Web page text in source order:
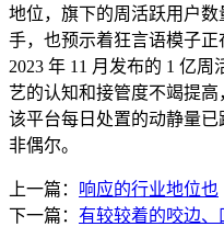
地位，旗下的周活跃用户
手，也预示着狂言语模子
2023 年 11 月发布的 1 亿
艺的认知和接管度不竭提高
该平台每日处置的动静量已
非偶尔。
上一篇：
响应的行业地位也
下一篇： 有较较着的咬边